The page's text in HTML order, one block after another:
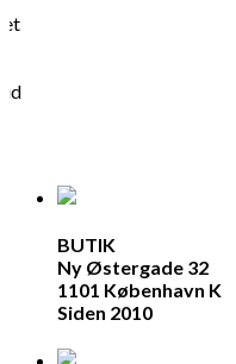
BUTIK
Ny Østergade 32
1101 København K
Siden 2010